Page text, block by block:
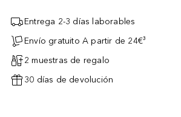
Entrega 2-3 días laborables
Envío gratuito A partir de 24€³
2 muestras de regalo
30 días de devolución